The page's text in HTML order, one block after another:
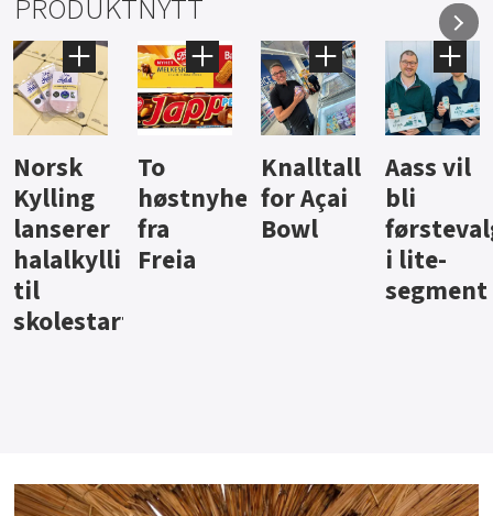
PRODUKTNYTT
Knalltall
for Açai
Bowl
Aass vil
bli
førstevalg
i lite-
Brus og
jus fra
Berentsen
Hard
iste fra
Hansa